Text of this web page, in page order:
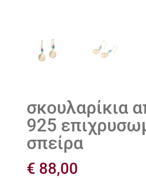
σκουλαρίκια
925
σπείρα
€ 88,00